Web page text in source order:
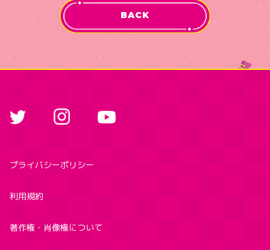
BACK
プライバシーポリシー
利用規約
著作権・肖像権について